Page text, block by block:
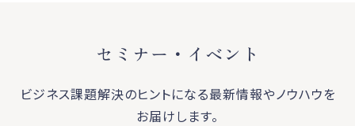
セミナー・イベント
ビジネス課題解決のヒントになる最新情報やノウハウを
お届けします。